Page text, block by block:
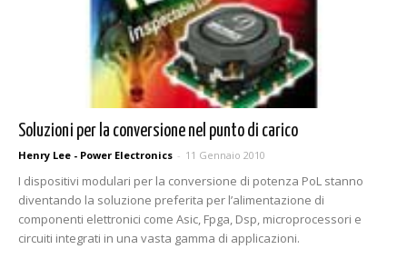
Soluzioni per la conversione nel punto di carico
Henry Lee - Power Electronics - 11 Gennaio 2010
I dispositivi modulari per la conversione di potenza PoL stanno
diventando la soluzione preferita per l’alimentazione di
componenti elettronici come Asic, Fpga, Dsp, microprocessori e
circuiti integrati in una vasta gamma di applicazioni.